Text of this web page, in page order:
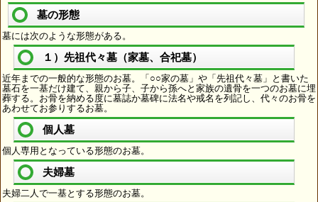
墓の形態
墓には次のような形態がある。
１）先祖代々墓（家墓、合祀墓）
近年までの一般的な形態のお墓。「○○家の墓」や「先祖代々墓」と書いた
墓石を一基だけ建て、親から子、子から孫へと家族の遺骨を一つのお墓に埋
葬する。お骨を納める度に墓誌か墓碑に法名や戒名を列記し、代々のお骨を
あわせてお参りするお墓。
個人墓
個人専用となっている形態のお墓。
夫婦墓
夫婦二人で一基とする形態のお墓。